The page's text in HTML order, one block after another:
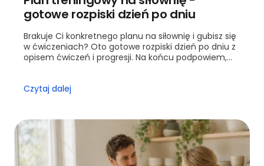
gotowe rozpiski dzień po dniu
Brakuje Ci konkretnego planu na siłownię i gubisz się
w ćwiczeniach? Oto gotowe rozpiski dzień po dniu z
opisem ćwiczeń i progresji. Na końcu podpowiem,
Czytaj dalej